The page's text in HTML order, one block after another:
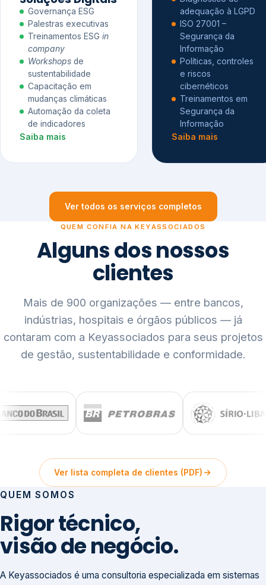
Governança ESG
Palestras executivas
Treinamentos ESG in
company
Workshops de
sustentabilidade
Capacitação em
mudanças climáticas
Automação da coleta
de indicadores
Saiba mais
adequação à LGPD
ISO 27001 –
Segurança da
Informação
Políticas, controles
e riscos
cibernéticos
Treinamentos em
Segurança da
Informação
Saiba mais
Ver todos os serviços completos
QUEM CONFIA NA KEYASSOCIADOS
Alguns dos nossos
clientes
Mais de 900 organizações — entre bancos,
indústrias, hospitais e órgãos públicos — já
contaram com a Keyassociados para seus projetos
de gestão, sustentabilidade e conformidade.
Ver lista completa de clientes (PDF)
QUEM SOMOS
Rigor técnico,
visão de negócio.
A Keyassociados é uma consultoria especializada em sistemas